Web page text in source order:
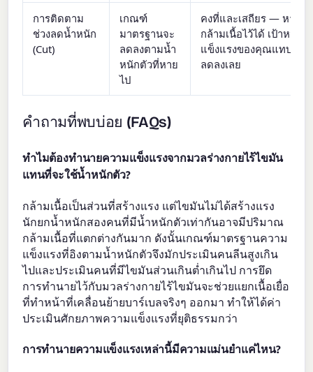
การติดตาม
ช่วงลดน้ำหนัก
(Cut)
เกณฑ์
มาตรฐานจะ
ลดลงตามน้ำ
หนักตัวที่หาย
ไป
คงที่และเสถียร — หาก
กล้ามเนื้อไว้ได้ เป้าหมาย
แข็งแรงของคุณแทบจะไ
ลดลงเลย
คำถามที่พบบ่อย (FAQs)
ทำไมต้องทำนายความแข็งแรงจากมวลร่างกายไร้ไขมัน
แทนที่จะใช้น้ำหนักตัว?
กล้ามเนื้อเป็นส่วนที่สร้างแรง แต่ไขมันไม่ได้สร้างแรง
นักยกน้ำหนักสองคนที่มีน้ำหนักตัวเท่ากันอาจมีปริมาณ
กล้ามเนื้อที่แตกต่างกันมาก ดังนั้นเกณฑ์มาตรฐานความ
แข็งแรงที่อิงตามน้ำหนักตัวจึงมักประเมินคนลีนสูงเกิน
ไปและประเมินคนที่มีไขมันส่วนเกินต่ำเกินไป การยึด
การทำนายไว้กับมวลร่างกายไร้ไขมันจะช่วยแยกเนื้อเยื่อ
ที่ทำหน้าที่เคลื่อนย้ายบาร์เบลจริงๆ ออกมา ทำให้ได้ค่า
ประเมินศักยภาพความแข็งแรงที่ยุติธรรมกว่า
การทำนายความแข็งแรงเหล่านี้มีความแม่นยำแค่ไหน?